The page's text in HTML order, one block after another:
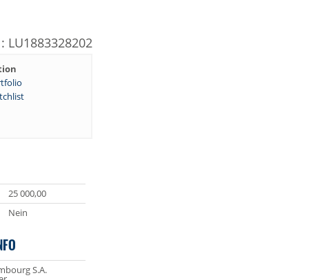
LU1883328202
25 000,00
Nein
S.A.